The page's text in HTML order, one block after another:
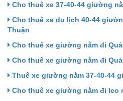
Cho thuê xe 37-40-44 giường
Cho thuê xe du lịch 40-44
Thuận
Cho thuê xe giường nằm đi
Cho thuê xe giường nằm đi
Thuê xe giường nằm 37-40-44
Cho thuê xe giường nằm đi leo